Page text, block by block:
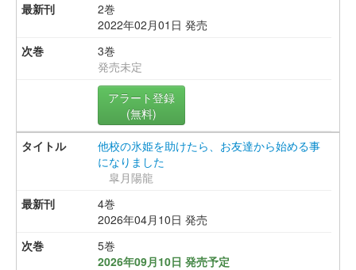
2巻
2022年02月01日 発売
3巻
発売未定
アラート登録
(無料)
他校の氷姫を助けたら、お友達から始める事
になりました
皐月陽龍
4巻
2026年04月10日 発売
5巻
2026年09月10日 発売予定